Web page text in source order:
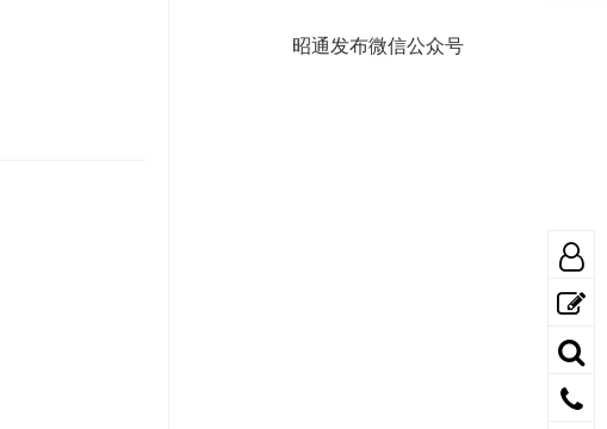
昭通发布微信公众号